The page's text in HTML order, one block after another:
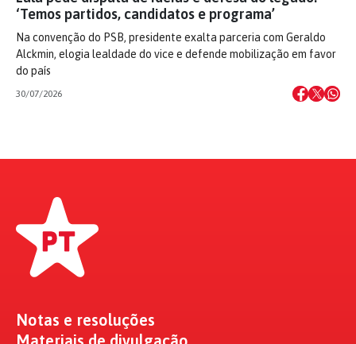
‘Temos partidos, candidatos e programa’
Na convenção do PSB, presidente exalta parceria com Geraldo
Alckmin, elogia lealdade do vice e defende mobilização em favor
do país
30/07/2026
Notas e resoluções